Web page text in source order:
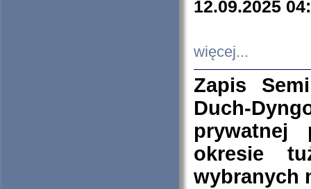
12.09.2025
więcej...
Zapis
Duch-
prywatnej
okresie
wybranych